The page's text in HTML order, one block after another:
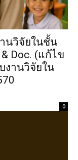
นวิจัยในชั้น
Doc. (แก้ไข
งานวิจัยใน
0